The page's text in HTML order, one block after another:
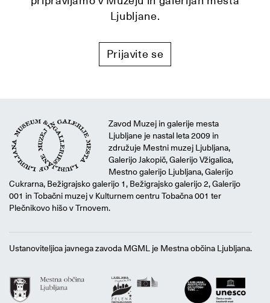
Ljubljane.
Prijavite se
Zavod Muzej in galerije mesta
Ljubljane je nastal leta 2009 in
združuje Mestni muzej Ljubljana,
Galerijo Jakopič, Galerijo Vžigalica,
Mestno galerijo Ljubljana, Galerijo
Cukrarna, Bežigrajsko galerijo 1, Bežigrajsko galerijo 2, Galerijo
001 in Tobačni muzej v Kulturnem centru Tobačna 001 ter
Plečnikovo hišo v Trnovem.
Ustanoviteljica javnega zavoda MGML je Mestna občina Ljubljana.